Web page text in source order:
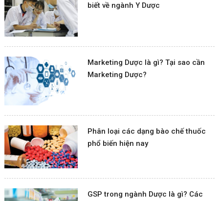
biết về ngành Y Dược
Marketing Dược là gì? Tại sao cần
Marketing Dược?
Phân loại các dạng bào chế thuốc
phổ biến hiện nay
GSP trong ngành Dược là gì? Các